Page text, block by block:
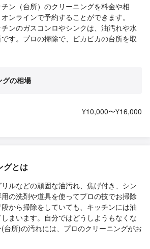
ン（台所）のクリーニングを料金や相
ンラインで予約することができます。
ンのガスコンロやシンクは、油汚れや水
す。プロの掃除で、ピカピカの台所を取
グの相場
¥10,000〜¥16,000
グとは
ルなどの頑固な油汚れ、焦げ付き、シン
の洗剤や道具を使ってプロの技でお掃除
から掃除をしていても、キッチンには油
まいます。自分ではどうしようもなくな
台所)の汚れには、プロのクリーニングがお